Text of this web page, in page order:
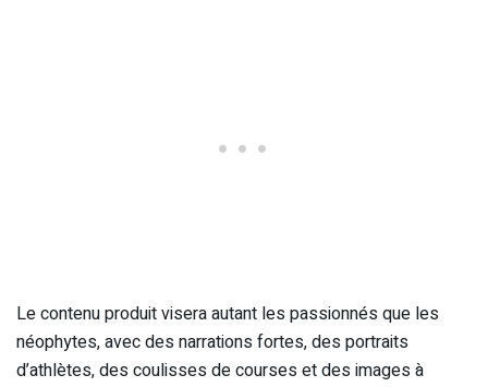
Le contenu produit visera autant les passionnés que les
néophytes, avec des narrations fortes, des portraits
d’athlètes, des coulisses de courses et des images à